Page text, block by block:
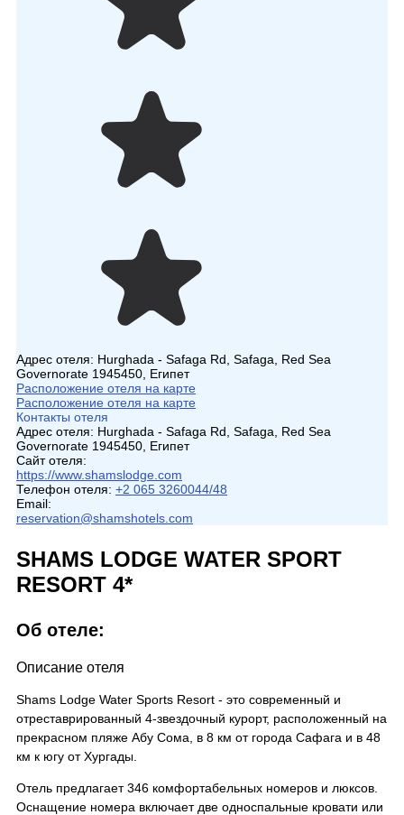
Адрес отеля: Hurghada - Safaga Rd, Safaga, Red Sea
Governorate 1945450, Египет
Расположение отеля на карте
Расположение отеля на карте
Контакты отеля
Адрес отеля: Hurghada - Safaga Rd, Safaga, Red Sea
Governorate 1945450, Египет
Сайт отеля:
https://www.shamslodge.com
Телефон отеля: +2 065 3260044/48
Email:
reservation@shamshotels.com
SHAMS LODGE WATER SPORT
RESORT 4*
Об отеле:
Описание отеля
Shams Lodge Water Sports Resort - это современный и
отреставрированный 4-звездочный курорт, расположенный на
прекрасном пляже Абу Сома, в 8 км от города Сафага и в 48
км к югу от Хургады.
Отель предлагает 346 комфортабельных номеров и люксов.
Оснащение номера включает две односпальные кровати или